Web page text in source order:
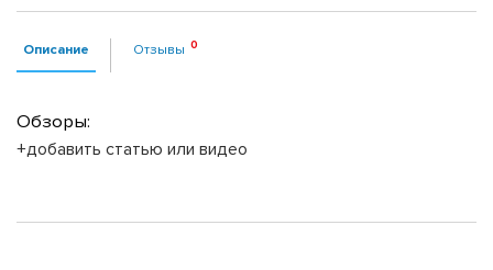
Описание Отзывы
Обзоры:
+добавить статью или видео